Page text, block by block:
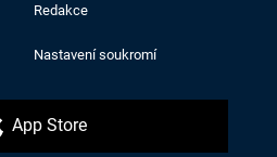
Redakce
Nastavení soukromí
App Store